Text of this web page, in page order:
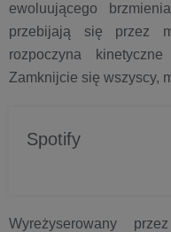
ewoluującego
przebijają się przez
rozpoczyna
Zamknijcie się wszyscy,
Spotify
Wyreżyserowany